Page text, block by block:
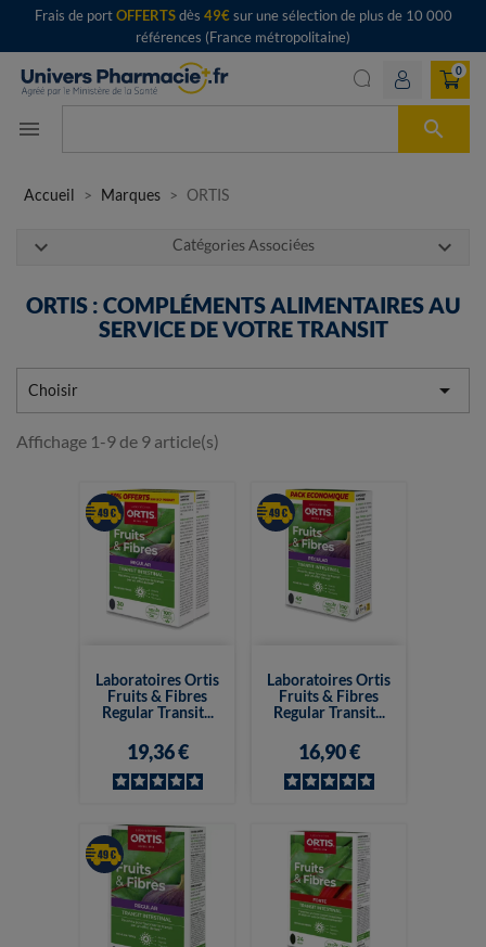
Frais de portOFFERTSdès 49€sur une sélection de plus de 10 000
références (France métropolitaine)
menu 
0
Accueil Marques ORTIS
expand_more Catégories Associées expand_more
ORTIS : COMPLÉMENTS ALIMENTAIRES AU
SERVICE DE VOTRE TRANSIT
Choisir 
Affichage 1-9 de 9 article(s)
Laboratoires Ortis
Fruits & Fibres
Regular Transit...
19,36 €
Laboratoires Ortis
Fruits & Fibres
Regular Transit...
16,90 €